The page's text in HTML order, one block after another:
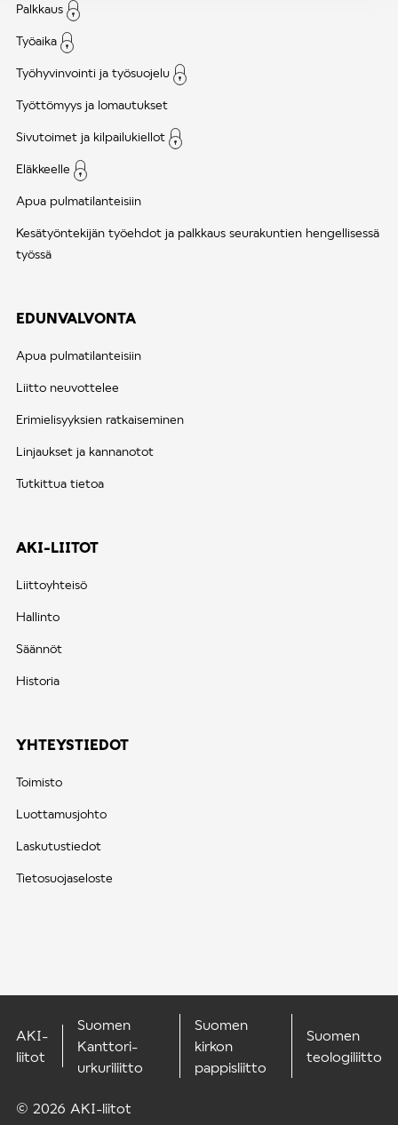
Palkkaus
Työaika
Työhyvinvointi ja työsuojelu
Työttömyys ja lomautukset
Sivutoimet ja kilpailukiellot
Eläkkeelle
Apua pulmatilanteisiin
Kesätyöntekijän työehdot ja palkkaus seurakuntien hengellisessä
työssä
EDUNVALVONTA
Apua pulmatilanteisiin
Liitto neuvottelee
Erimielisyyksien ratkaiseminen
Linjaukset ja kannanotot
Tutkittua tietoa
AKI-LIITOT
Liittoyhteisö
Hallinto
Säännöt
Historia
YHTEYSTIEDOT
Toimisto
Luottamusjohto
Laskutustiedot
Tietosuojaseloste
© 2026 AKI-liitot
AKI-
liitot
Suomen
Kanttori-
urkuriliitto
Suomen
kirkon
pappisliitto
Suomen
teologiliitto